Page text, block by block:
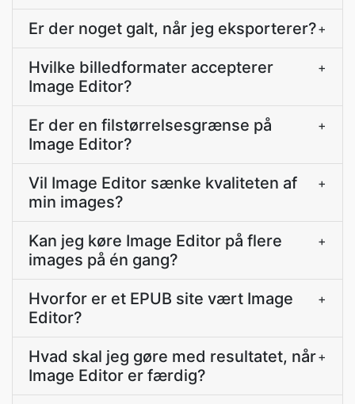
Er der noget galt, når jeg eksporterer?+
Hvilke billedformater accepterer
Image Editor?
+
Er der en filstørrelsesgrænse på
Image Editor?
+
Vil Image Editor sænke kvaliteten af
min images?
+
Kan jeg køre Image Editor på flere
images på én gang?
+
Hvorfor er et EPUB site vært Image
Editor?
+
Hvad skal jeg gøre med resultatet, når
Image Editor er færdig?
+